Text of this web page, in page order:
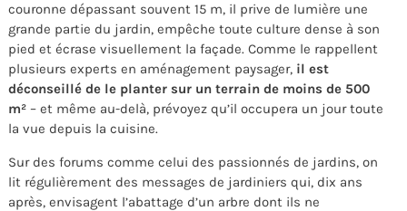
couronne dépassant souvent 15 m, il prive de lumière une
grande partie du jardin, empêche toute culture dense à son
pied et écrase visuellement la façade. Comme le rappellent
plusieurs experts en aménagement paysager, il est
déconseillé de le planter sur un terrain de moins de 500
m² – et même au-delà, prévoyez qu’il occupera un jour toute
la vue depuis la cuisine.
Sur des forums comme celui des passionnés de jardins, on
lit régulièrement des messages de jardiniers qui, dix ans
après, envisagent l’abattage d’un arbre dont ils ne